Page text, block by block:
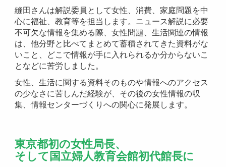
縫田さんは解説委員として女性、消費、家庭問題を中
心に福祉、教育等を担当します。ニュース解説に必要
不可欠な情報を集める際、女性問題、生活関連の情報
は、他分野と比べてまとめて蓄積されてきた資料がな
いこと、どこで情報が手に入れられるか分からないこ
となどに苦労しました。
女性、生活に関する資料そのものや情報へのアクセス
の少なさに苦しんだ経験が、その後の女性情報の収
集、情報センターづくりへの関心に発展します。
東京都初の女性局長、
そして国立婦人教育会館初代館長に